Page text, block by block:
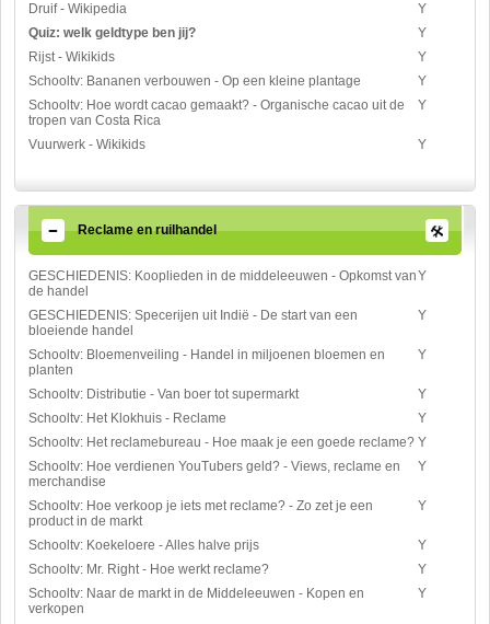
Druif - Wikipedia
Y
Quiz: welk geldtype ben jij?
Y
Rijst - Wikikids
Y
Schooltv: Bananen verbouwen - Op een kleine plantage
Y
Schooltv: Hoe wordt cacao gemaakt? - Organische cacao uit de
tropen van Costa Rica
Y
Vuurwerk - Wikikids Y
Reclame en ruilhandel
GESCHIEDENIS: Kooplieden in de middeleeuwen - Opkomst van
de handel
Y
GESCHIEDENIS: Specerijen uit Indië - De start van een
bloeiende handel
Y
Schooltv: Bloemenveiling - Handel in miljoenen bloemen en
planten
Y
Schooltv: Distributie - Van boer tot supermarkt
Y
Schooltv: Het Klokhuis - Reclame
Y
Schooltv: Het reclamebureau - Hoe maak je een goede reclame? Y
Schooltv: Hoe verdienen YouTubers geld? - Views, reclame en
merchandise
Y
Schooltv: Hoe verkoop je iets met reclame? - Zo zet je een
product in de markt
Y
Schooltv: Koekeloere - Alles halve prijs
Y
Schooltv: Mr. Right - Hoe werkt reclame?
Y
Schooltv: Naar de markt in de Middeleeuwen - Kopen en
verkopen
Y